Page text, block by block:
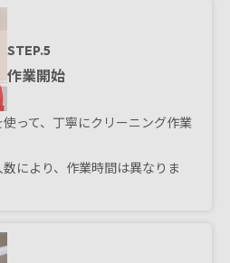
STEP.5
作業開始
って、丁寧にクリーニング作業
数により、作業時間は異なりま